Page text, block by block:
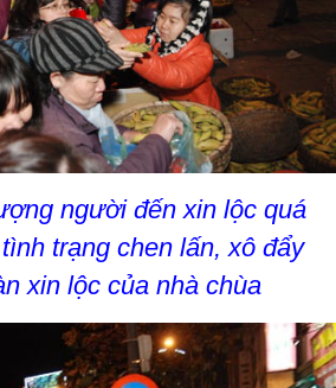
người đến xin lộc quá
trạng chen lấn, xô đẩy
xin lộc của nhà chùa